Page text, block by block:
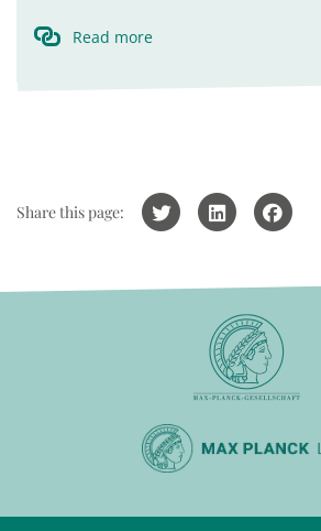
Read more
Share this page: